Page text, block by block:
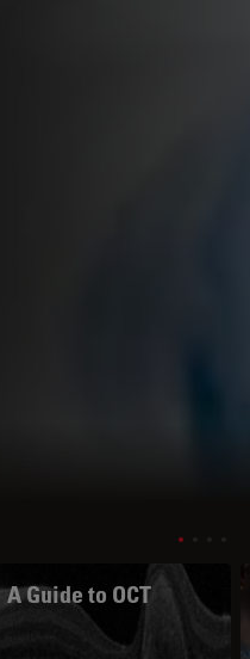
A Guide to OCT